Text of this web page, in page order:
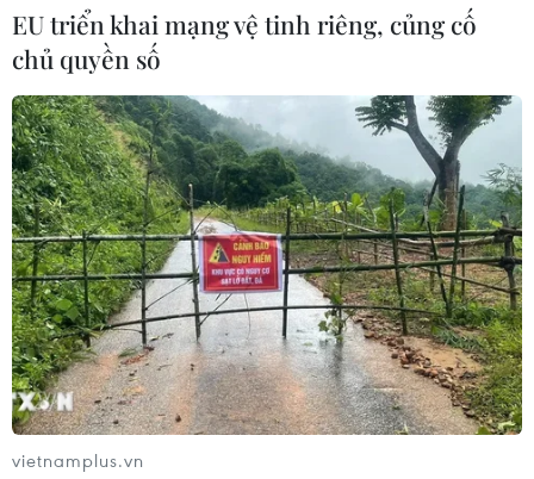
Cháy lớn chưa rõ nguyên nhân tại
cảng Damietta của Ai Cập
30/07/2026 00:58
Việt Nam-Burundi thúc đẩy hợp tác
giữa hai Đảng và trên nhiều lĩnh vực
29/07/2026 11:02
Phố Main ở Johannesburg: Từ "Wall
Street của Thành phố Vàng" đến đại
lộ di sản cộng đồng
EU triển khai mạng vệ tinh riêng, củng cố
chủ quyền số
vietnamplus.vn